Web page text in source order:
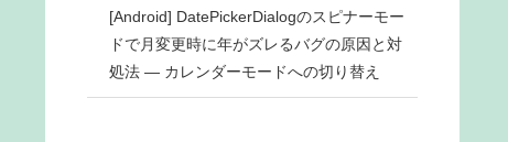
[Android] DatePickerDialogのスピナーモー
ドで月変更時に年がズレるバグの原因と対
処法 ― カレンダーモードへの切り替え